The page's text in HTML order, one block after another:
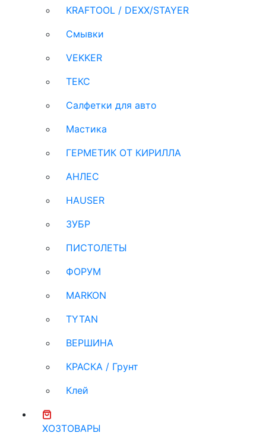
KRAFTOOL / DEXX/STAYER
Смывки
VEKKER
ТЕКС
Салфетки для авто
Мастика
ГЕРМЕТИК ОТ КИРИЛЛА
АНЛЕС
HAUSER
ЗУБР
ПИСТОЛЕТЫ
ФОРУМ
MARKON
TYTAN
ВЕРШИНА
КРАСКА / Грунт
Клей
ХОЗТОВАРЫ